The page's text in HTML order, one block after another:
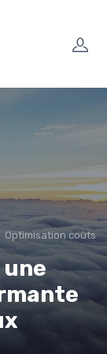
Optimisation coûts